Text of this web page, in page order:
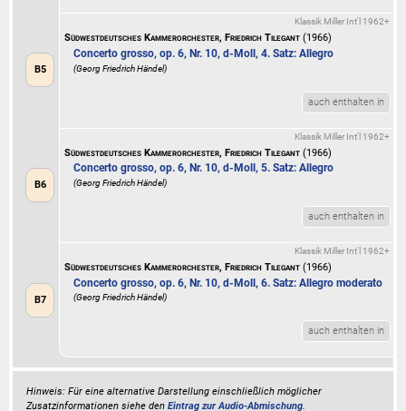
B5
Klassik Miller Int'l 1962+
Südwestdeutsches Kammerorchester, Friedrich Tilegant (1966)
Concerto grosso, op. 6, Nr. 10, d-Moll, 4. Satz: Allegro
(Georg Friedrich Händel)
auch enthalten in
B6
Klassik Miller Int'l 1962+
Südwestdeutsches Kammerorchester, Friedrich Tilegant (1966)
Concerto grosso, op. 6, Nr. 10, d-Moll, 5. Satz: Allegro
(Georg Friedrich Händel)
auch enthalten in
B7
Klassik Miller Int'l 1962+
Südwestdeutsches Kammerorchester, Friedrich Tilegant (1966)
Concerto grosso, op. 6, Nr. 10, d-Moll, 6. Satz: Allegro moderato
(Georg Friedrich Händel)
auch enthalten in
Hinweis: Für eine alternative Darstellung einschließlich möglicher
Zusatzinformationen siehe den Eintrag zur Audio-Abmischung.